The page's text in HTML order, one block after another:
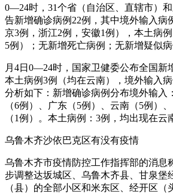
0—24时，31个省（自治区、直辖市）
告新增确诊病例22例，其中境外输入病
京3例，浙江2例，安徽1例），本土病
5例）；无新增死亡病例；无新增疑似病
月4日0—24时，国家卫健委公布全国新
本土病例3例（均在云南），境外输入
分析如下：新增确诊病例分布境外输入
（6例）、广东（5例）、云南（5例）
（1例）。本土病例：3例，均出现在云
乌鲁木齐沙依巴克区有没有疫情
乌鲁木齐市疫情防控工作指挥部的消息
步调整达坂城区、乌鲁木齐县、甘泉堡
（县）的全部小区和米东区、经开区（